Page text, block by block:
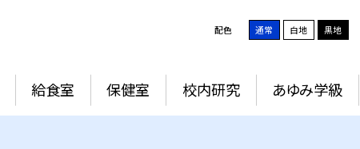
配色 通常 白地 黒地
給食室 保健室 校内研究 あゆみ学級